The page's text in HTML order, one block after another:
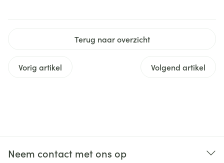
Terug naar overzicht
Vorig artikel Volgend artikel
Neem contact met ons op